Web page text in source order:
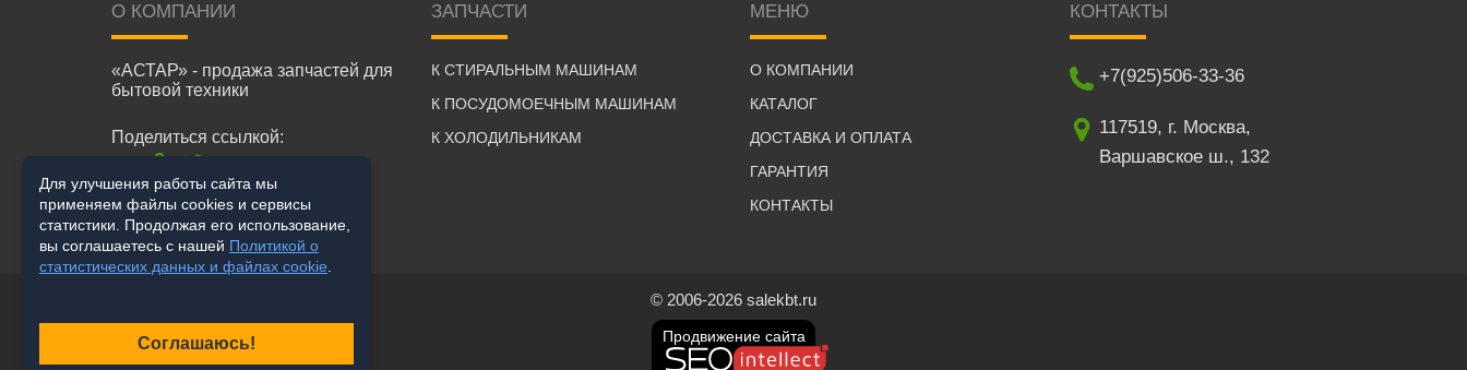
О КОМПАНИИ
«АСТАР» - продажа запчастей для
бытовой техники
Поделиться ссылкой:
ЗАПЧАСТИ
К СТИРАЛЬНЫМ МАШИНАМ
К ПОСУДОМОЕЧНЫМ МАШИНАМ
К ХОЛОДИЛЬНИКАМ
МЕНЮ
О КОМПАНИИ
КАТАЛОГ
ДОСТАВКА И ОПЛАТА
ГАРАНТИЯ
КОНТАКТЫ
КОНТАКТЫ
+7(925)506-33-36
117519, г. Москва,
Варшавское ш., 132
© 2006-2026 salekbt.ru
Продвижение сайта
Для улучшения работы сайта мы
применяем файлы cookies и сервисы
статистики. Продолжая его использование,
вы соглашаетесь с нашей Политикой о
статистических данных и файлах cookie
Соглашаюсь!